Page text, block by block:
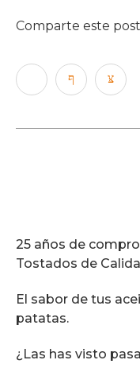
Comparte este
25 años de
Tostados de
El sabor de tus
patatas.
¿Las has visto